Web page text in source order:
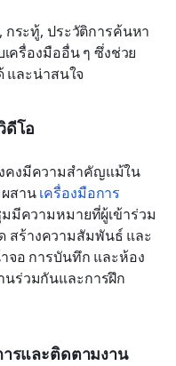
ระทู้, ประวัติการค้นหา
ครื่องมืออื่น ๆ ซึ่งช่วย
และน่าสนใจ
ดีโอ
คงมีความสำคัญแม้ใน
สาน เครื่องมือการ
มีความหมายที่ผู้เข้าร่วม
ร้างความสัมพันธ์ และ
จอ การบันทึก และห้อง
นร่วมกันและการฝึก
รและติดตามงาน